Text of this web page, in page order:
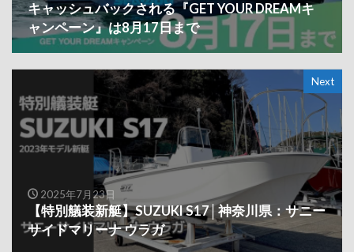
キャッシュバックされる『GET YOUR DREAMキ
ャンペーン』は8月17日まで
Next
2025年7月23日
【特別艤装新艇】SUZUKI S17│神奈川県：サニー
サイドマリーナ ウラガ